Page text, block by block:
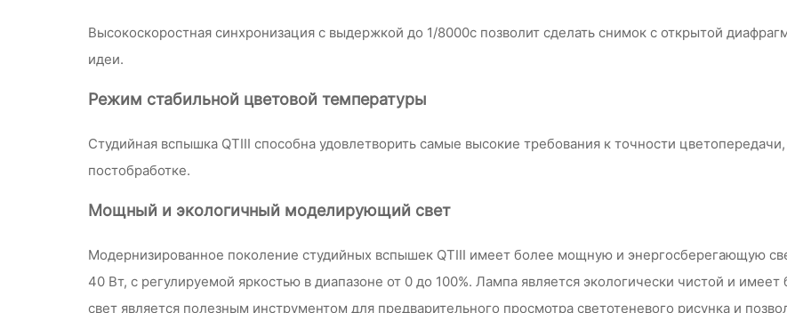
Высокоскоростная синхронизация с выдержкой до 1/8000с позволит сделать снимок с открытой
идеи.
Режим стабильной цветовой температуры
Студийная вспышка QTIII способна удовлетворить самые высокие требования к точности
постобработке.
Мощный и экологичный моделирующий свет
Модернизированное поколение студийных вспышек QTIII имеет более мощную и энергосберегающую
40 Вт, с регулируемой яркостью в диапазоне от 0 до 100%. Лампа является экологически чистой и
свет является полезным инструментом для предварительного просмотра светотеневого рисунка и